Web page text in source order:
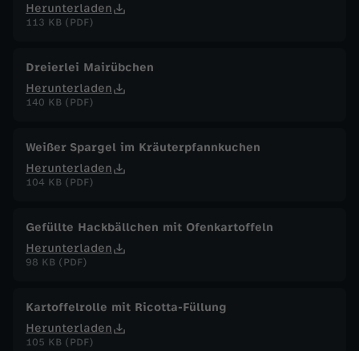
Herunterladen
113 KB (PDF)
Dreierlei Mairübchen
Herunterladen
140 KB (PDF)
Weißer Spargel im Kräuterpfannkuchen
Herunterladen
104 KB (PDF)
Gefüllte Hackbällchen mit Ofenkartoffeln
Herunterladen
98 KB (PDF)
Kartoffelrolle mit Ricotta-Füllung
Herunterladen
105 KB (PDF)